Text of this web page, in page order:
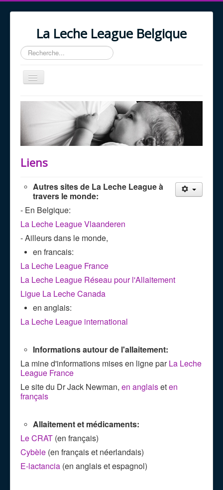
La Leche League Belgique
Rechercher
Basculer
la
Accueil
Nos Services
Agenda
Liens
Liens
Autres sites de La Leche League à
travers le monde:
- En Belgique:
La Leche League Vlaanderen
- Ailleurs dans le monde,
en francais:
La Leche League France
La Leche League Réseau pour l'Allaitement
Ligue La Leche Canada
en anglais:
La Leche League international
Informations autour de l'allaitement:
La mine d'informations mises en ligne parLa Leche
League France
Le site du Dr Jack Newman, en anglaiseten
français
Allaitement et médicaments:
Le CRAT (en français)
Cybèle (en français et néerlandais)
E-lactancia (en anglais et espagnol)